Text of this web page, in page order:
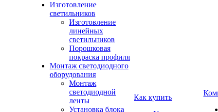
Изготовление
светильников
Изготовление
линейных
светильников
Порошковая
покраска профиля
Монтаж светодиодного
оборудования
Монтаж
светодиодной
ленты
Установка блока
Как купить